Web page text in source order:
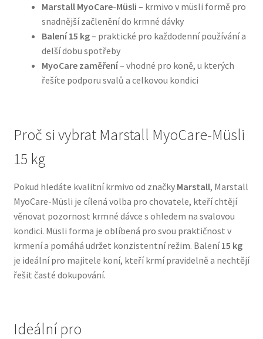
Happy Dog — Německá kvalita a přirozené složení
Hill’s pro psy
Hračky pro psy
N&D Farmina pro psy — Italské holistic krmivo
Oblečky pro psy
Pamlsky pro psy
Pelíšky pro psy
Ortopedické pelíšky
Purizon pro psy — Vysoký obsah masa, bez obilovin
Marstall MyoCare-Müsli – krmivo v müsli formě pro
snadnější začlenění do krmné dávky
Balení 15 kg– praktické pro každodenní používání a
delší dobu spotřeby
MyoCare zaměření– vhodné pro koně, u kterých
řešíte podporu svalů a celkovou kondici
Proč si vybrat Marstall MyoCare-Müsli
15 kg
Pokud hledáte kvalitní krmivo od značky Marstall, Marstall
MyoCare-Müsli je cílená volba pro chovatele, kteří chtějí
věnovat pozornost krmné dávce s ohledem na svalovou
kondici. Müsli forma je oblíbená pro svou praktičnost v
krmení a pomáhá udržet konzistentní režim. Balení15 kg
je ideální pro majitele koní, kteří krmí pravidelně a nechtějí
řešit časté dokupování.
Ideální pro